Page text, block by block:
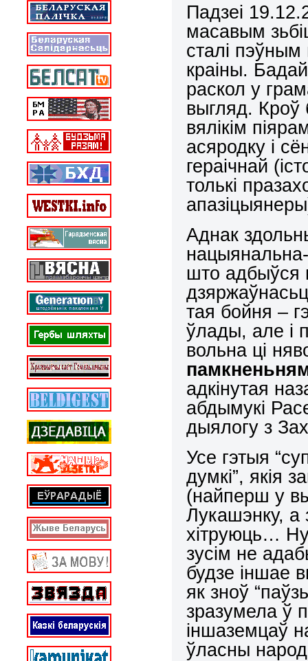
Падзеі
масавым
сталі
краіны.
раскол у
выгляд. Кроў
вялікім
асяродку і
гераічнай
толькі
Аднак
што адбыўся
тая бойня –
ўлады, але і
вольна ці
адкінутая
абдымукі
дыялогу з
Усе гэтыя
думкі”, якія
(найперш у
Лукашэнку, а
хітруюць…
зусім не
будзе іншае
як зноў
зразумела ў
іншаземцаў
ўласны